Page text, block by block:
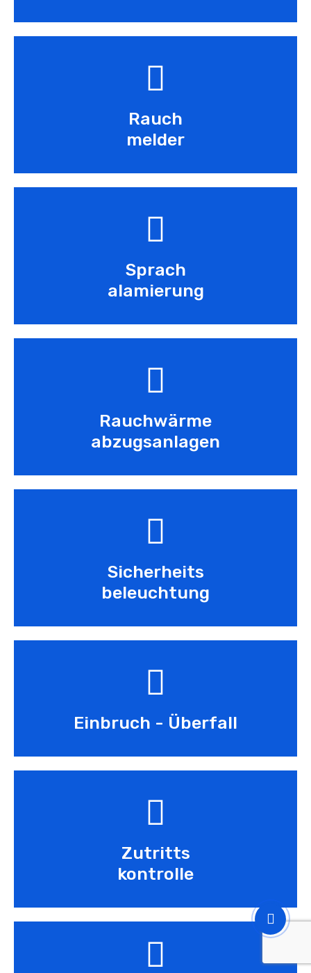
Rauch
melder
Sprach
alamierung
Rauchwärme
abzugsanlagen
Sicherheits
beleuchtung
Einbruch - Überfall
Zutritts
kontrolle